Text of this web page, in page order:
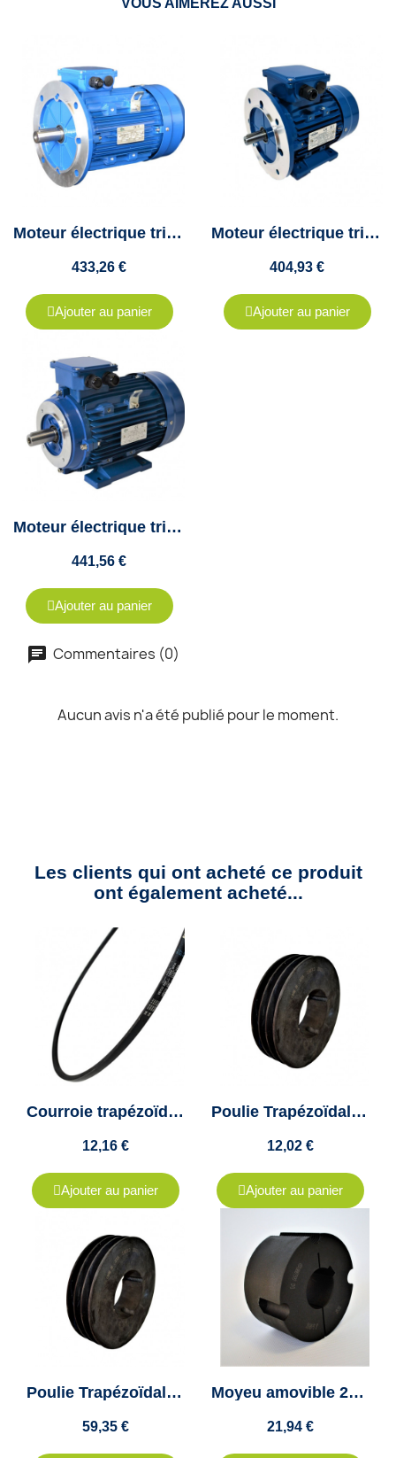
VOUS AIMEREZ AUSSI
Moteur électrique triphasé 5.5Kw - 400/690V - 1500Tr/min - 112 B5 - Cemer
433,26 €
Ajouter au panier
Moteur électrique triphasé 5.5kw - 1500Tr/min - B35 - 400/690V - Cemer
404,93 €
Ajouter au panier
Moteur électrique triphasé 5.5Kw - 1500tr/min - B34 - 230/400V- cemer
441,56 €
Ajouter au panier
Commentaires (0)
Aucun avis n'a été publié pour le moment.
Les clients qui ont acheté ce produit
ont également acheté...
Courroie trapézoïdale SPA1232 - 13x11 - VECO 200 - Colmant Cuvelier
12,16 €
Ajouter au panier
Poulie Trapézoïdale A, SPA, XPA - 3 Gorges - Diamètre 71 - Moyeu Amovible 1108
12,02 €
Ajouter au panier
Poulie Trapézoïdale A, SPA, XPA - 3 Gorges - Diamètre 200 - Moyeu Amovible 2517
59,35 €
Moyeu amovible 2517 diamètre 28mm - "Taper lock 2517" - Clavette 8x3.3mm
21,94 €